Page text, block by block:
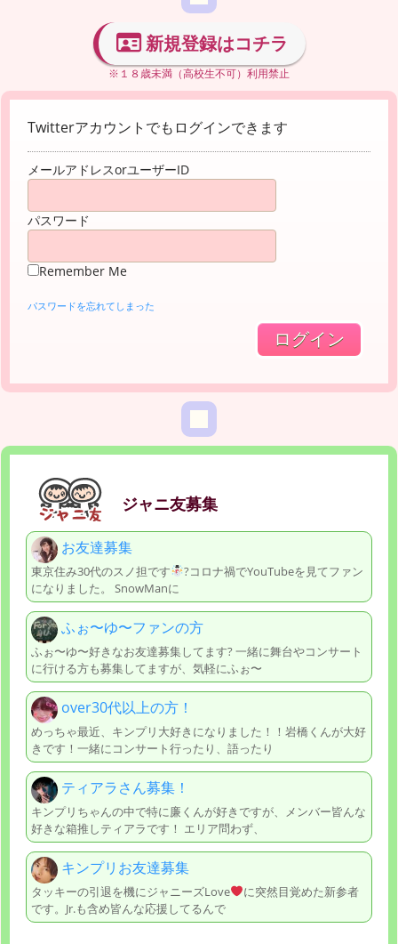
新規登録はコチラ
※１８歳未満（高校生不可）利用禁止
Twitterアカウントでもログインできます
メールアドレスorユーザーID
パスワード
Remember Me
パスワードを忘れてしまった
ジャニ友募集
お友達募集
東京住み30代のスノ担です
?コロナ禍でYouTubeを見てファン
になりました。 SnowManに
ふぉ〜ゆ〜ファンの方
ふぉ〜ゆ〜好きなお友達募集してます? 一緒に舞台やコンサート
に行ける方も募集してますが、気軽にふぉ〜
over30代以上の方！
めっちゃ最近、キンプリ大好きになりました！！岩橋くんが大好
きです！一緒にコンサート行ったり、語ったり
ティアラさん募集！
キンプリちゃんの中で特に廉くんが好きですが、メンバー皆んな
好きな箱推しティアラです！ エリア問わず、
キンプリお友達募集
タッキーの引退を機にジャニーズLove
に突然目覚めた新参者
です。Jr.も含め皆んな応援してるんで